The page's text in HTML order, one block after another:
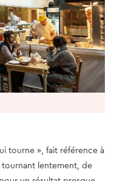
tourne », fait référence à
lentement, de